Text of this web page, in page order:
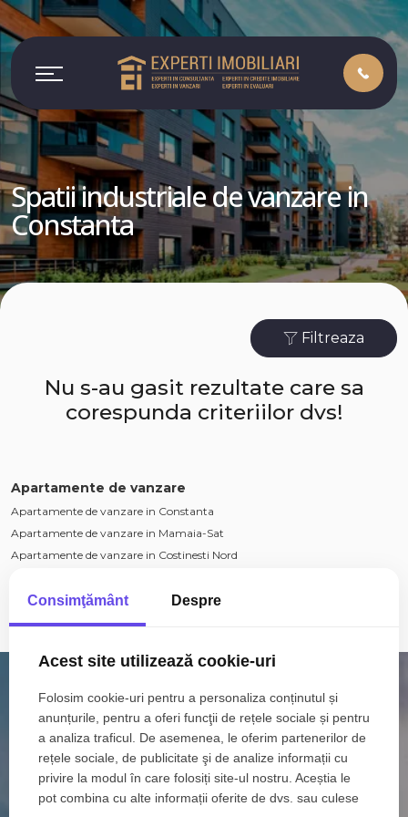
Spatii industriale de vanzare in
Constanta
Filtreaza
Nu s-au gasit rezultate care sa
corespunda criteriilor dvs!
Apartamente de vanzare
Apartamente de vanzare in Constanta
Apartamente de vanzare in Mamaia-Sat
Apartamente de vanzare in Costinesti Nord
Apartamente de vanzare in Mamaia
Apartamente de vanzare in Constanta Tomis Plus
Apartamente de vanzare in Constanta Centru
Apartamente de vanzare in Mamaia-Sat Nord
Case de vanzare
Case de vanzare in Constanta
Case de vanzare in Mamaia-Sat
Case de vanzare in Constanta CET
Consimţământ Despre
Acest site utilizează cookie-uri
Folosim cookie-uri pentru a personaliza conținutul și
anunțurile, pentru a oferi funcţii de rețele sociale și pentru
a analiza traficul. De asemenea, le oferim partenerilor de
rețele sociale, de publicitate şi de analize informații cu
privire la modul în care folosiți site-ul nostru. Aceștia le
pot combina cu alte informații oferite de dvs. sau culese